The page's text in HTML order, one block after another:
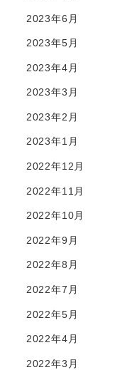
2023年6月
2023年5月
2023年4月
2023年3月
2023年2月
2023年1月
2022年12月
2022年11月
2022年10月
2022年9月
2022年8月
2022年7月
2022年5月
2022年4月
2022年3月